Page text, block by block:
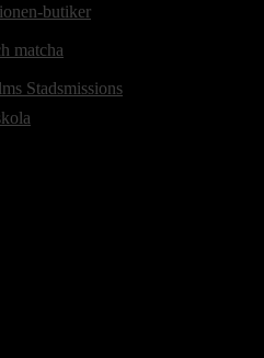
butiker
matcha
Stadsmissions